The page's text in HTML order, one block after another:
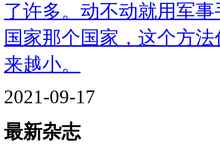
了许多。动不动就用军
国家那个国家，这个方
来越小。
2021-09-17
最新杂志